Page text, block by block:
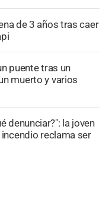
de 3 años tras caer
puente tras un
muerto y varios
denunciar?": la joven
reclama ser